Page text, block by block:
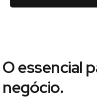
O essencial
negócio.